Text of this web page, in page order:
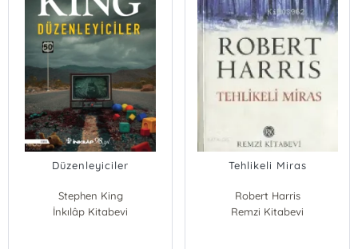
Düzenleyiciler
Stephen King
İnkılâp Kitabevi
Tehlikeli Miras
Robert Harris
Remzi Kitabevi